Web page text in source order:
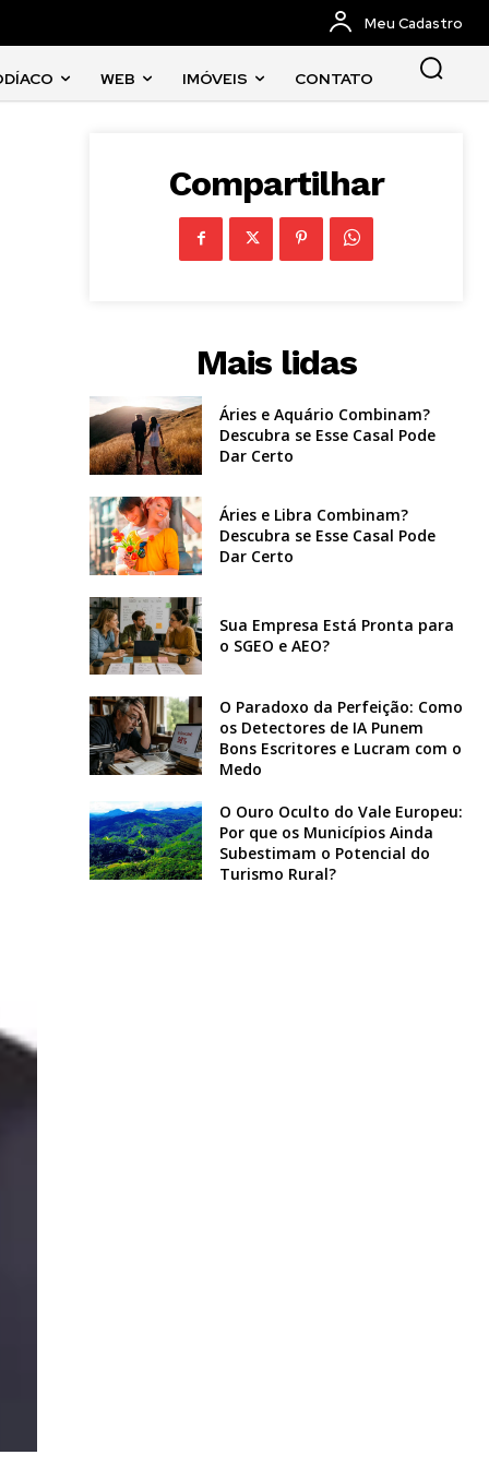
Meu Cadastro
WEB IMÓVEIS CONTATO
Compartilhar
Mais lidas
Áries e Aquário Combinam?
Descubra se Esse Casal Pode
Dar Certo
Áries e Libra Combinam?
Descubra se Esse Casal Pode
Dar Certo
Sua Empresa Está Pronta para
o SGEO e AEO?
O Paradoxo da Perfeição: Como
os Detectores de IA Punem
Bons Escritores e Lucram com o
Medo
O Ouro Oculto do Vale Europeu:
Por que os Municípios Ainda
Subestimam o Potencial do
Turismo Rural?